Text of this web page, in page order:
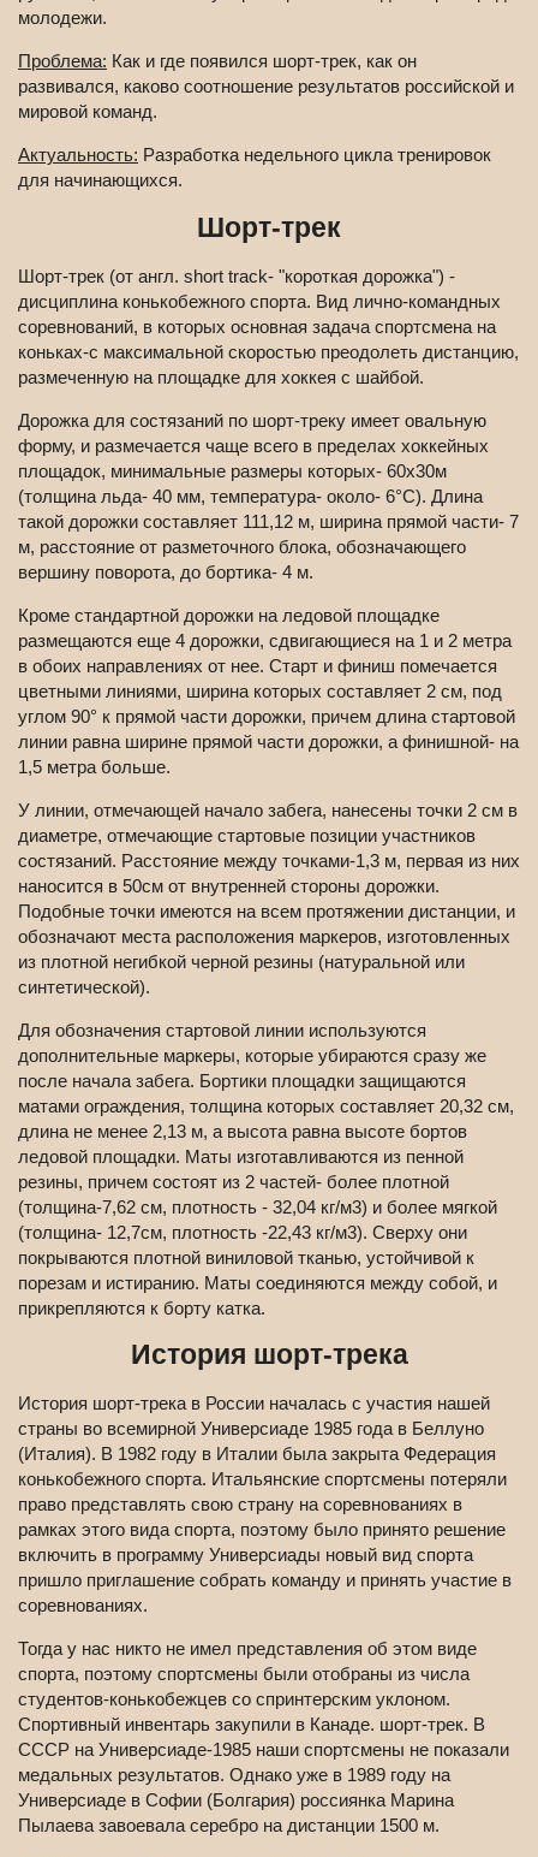
молодежи.
Проблема: Как и где появился шорт-трек, как он
развивался, каково соотношение результатов российской и
мировой команд.
Актуальность: Разработка недельного цикла тренировок
для начинающихся.
Шорт-трек
Шорт-трек (от англ. short track- "короткая дорожка") -
дисциплина конькобежного спорта. Вид лично-командных
соревнований, в которых основная задача спортсмена на
коньках-с максимальной скоростью преодолеть дистанцию,
размеченную на площадке для хоккея с шайбой.
Дорожка для состязаний по шорт-треку имеет овальную
форму, и размечается чаще всего в пределах хоккейных
площадок, минимальные размеры которых- 60х30м
(толщина льда- 40 мм, температура- около- 6°C). Длина
такой дорожки составляет 111,12 м, ширина прямой части- 7
м, расстояние от разметочного блока, обозначающего
вершину поворота, до бортика- 4 м.
Кроме стандартной дорожки на ледовой площадке
размещаются еще 4 дорожки, сдвигающиеся на 1 и 2 метра
в обоих направлениях от нее. Старт и финиш помечается
цветными линиями, ширина которых составляет 2 см, под
углом 90° к прямой части дорожки, причем длина стартовой
линии равна ширине прямой части дорожки, а финишной- на
1,5 метра больше.
У линии, отмечающей начало забега, нанесены точки 2 см в
диаметре, отмечающие стартовые позиции участников
состязаний. Расстояние между точками-1,3 м, первая из них
наносится в 50см от внутренней стороны дорожки.
Подобные точки имеются на всем протяжении дистанции, и
обозначают места расположения маркеров, изготовленных
из плотной негибкой черной резины (натуральной или
синтетической).
Для обозначения стартовой линии используются
дополнительные маркеры, которые убираются сразу же
после начала забега. Бортики площадки защищаются
матами ограждения, толщина которых составляет 20,32 см,
длина не менее 2,13 м, а высота равна высоте бортов
ледовой площадки. Маты изготавливаются из пенной
резины, причем состоят из 2 частей- более плотной
(толщина-7,62 см, плотность - 32,04 кг/м3) и более мягкой
(толщина- 12,7см, плотность -22,43 кг/м3). Сверху они
покрываются плотной виниловой тканью, устойчивой к
порезам и истиранию. Маты соединяются между собой, и
прикрепляются к борту катка.
История шорт-трека
История шорт-трека в России началась с участия нашей
страны во всемирной Универсиаде 1985 года в Беллуно
(Италия). В 1982 году в Италии была закрыта Федерация
конькобежного спорта. Итальянские спортсмены потеряли
право представлять свою страну на соревнованиях в
рамках этого вида спорта, поэтому было принято решение
включить в программу Универсиады новый вид спорта
пришло приглашение собрать команду и принять участие в
соревнованиях.
Тогда у нас никто не имел представления об этом виде
спорта, поэтому спортсмены были отобраны из числа
студентов-конькобежцев со спринтерским уклоном.
Спортивный инвентарь закупили в Канаде. шорт-трек. В
СССР на Универсиаде-1985 наши спортсмены не показали
медальных результатов. Однако уже в 1989 году на
Универсиаде в Софии (Болгария) россиянка Марина
Пылаева завоевала серебро на дистанции 1500 м.